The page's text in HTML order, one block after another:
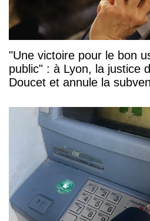
"Une victoire pour le bon
public" : à Lyon, la justice
Doucet et annule la